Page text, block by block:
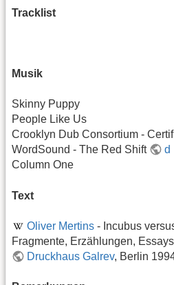
Tracklist
Musik
Skinny Puppy
People Like Us
Crooklyn Dub Consortium -
WordSound - The Red Shift
d
Column One
Text
Oliver Mertins - Incubus
Fragmente, Erzählungen,
Druckhaus Galrev, Berlin